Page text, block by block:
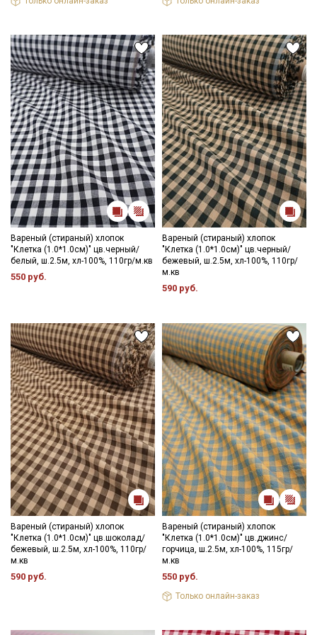
Ткань натуральная дает усадку до 7%, перед пошивом
постирайте отрез при температуре дальнейших стирок, не
выше 40C, для исключения усадки ткани в готовом изделии.
Уход:
- стирка до 30-40C;
- противопоказано употребление отбеливателей;
- сушить в расправленном, подвешенном состоянии (не
пересушивать).
Цветопередача может отличаться от оригинального цвета
ткани в зависимости от настроек вашего монитора и в
зависимости от партии тон ткани может отличаться.
Вареный (стираный) хлопок
"Клетка (1.0*1.0см)" цв.черный/
белый, ш.2.5м, хл-100%, 110гр/м.кв
550 руб.
Вареный (стираный) хлопок
"Клетка (1.0*1.0см)" цв.черный/
бежевый, ш.2.5м, хл-100%, 110гр/
м.кв
590 руб.
Вареный (стираный) хлопок
"Клетка (1.0*1.0см)" цв.шоколад/
бежевый, ш.2.5м, хл-100%, 110гр/
м.кв
590 руб.
Вареный (стираный) хлопок
"Клетка (1.0*1.0см)" цв.джинс/
горчица, ш.2.5м, хл-100%, 115гр/
м.кв
550 руб.
Только онлайн-заказ
Секретная рассылка от Купава